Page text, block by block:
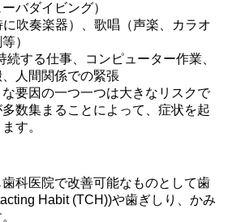
バダイビング）
吹奏楽器）、歌唱（声楽、カラオ
）
する仕事、コンピューター作業、
人間関係での緊張
要因の一つ一つは大きなリスクで
数集まることによって、症状を起
す。
科医院で改善可能なものとして歯
Habit (TCH))や歯ぎしり、かみ